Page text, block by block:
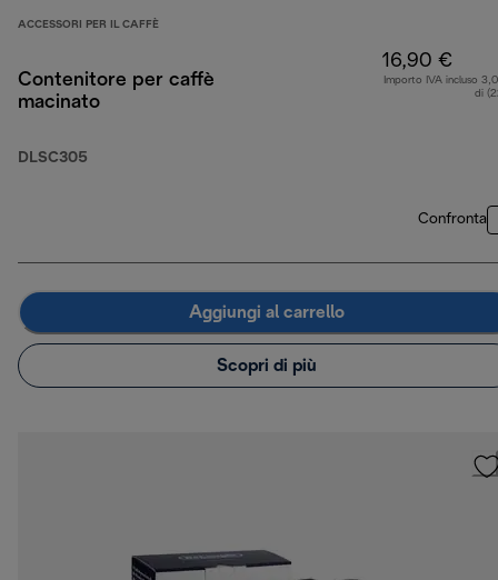
ACCESSORI PER IL CAFFÈ
Contenitore per caffè
macinato
DLSC305
16,90 €
Importo IVA incluso
di
Confronta
Aggiungi al carrello
Scopri di più